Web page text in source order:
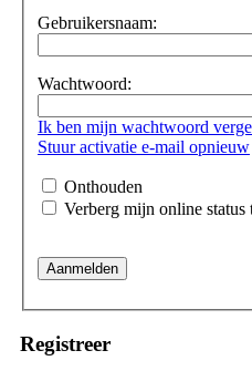
Gebruikersnaam:
Wachtwoord:
Ik ben mijn wachtwoord
Stuur activatie e-mail opnieuw
Onthouden
Verberg mijn online status
Registreer